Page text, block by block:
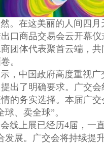
在这美丽的人间四月
口商品交易会云开幕
团体代表聚首云端，
。
，中国政府高度重视
出了明确要求。广交
的务实选择。本届广
、卖全球”。
线上展已经历4届，一
发展。广交会将持续提